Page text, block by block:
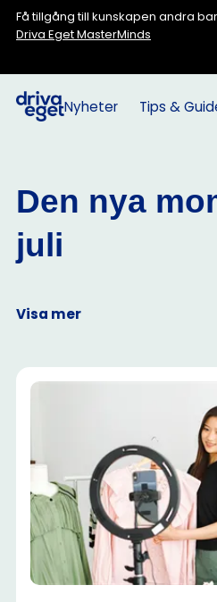
Få tillgång till kunskapen andra
Driva Eget MasterMinds
Nyheter Tips &
Den nya
juli
Visa mer